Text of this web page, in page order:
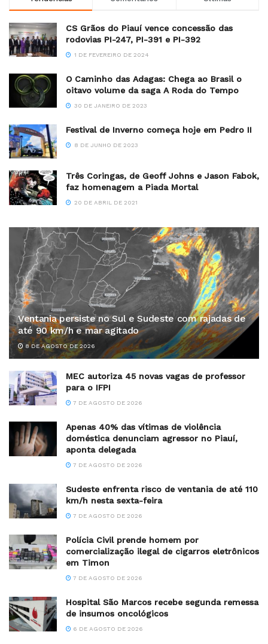
CS Grãos do Piauí vence concessão das
rodovias PI-247, PI-391 e PI-392
1 DE FEVEREIRO DE 2024
O Caminho das Adagas: Chega ao Brasil o
oitavo volume da saga A Roda do Tempo
30 DE JANEIRO DE 2023
Festival de Inverno começa hoje em Pedro II
8 DE JUNHO DE 2023
Três Coringas, de Geoff Johns e Jason Fabok,
faz homenagem a Piada Mortal
20 DE ABRIL DE 2021
Ventania persiste no Sul e Sudeste com rajadas de
até 90 km/h e mar agitado
8 DE AGOSTO DE 2026
MEC autoriza 45 novas vagas de professor
para o IFPI
7 DE AGOSTO DE 2026
Apenas 40% das vítimas de violência
doméstica denunciam agressor no Piauí,
aponta delegada
7 DE AGOSTO DE 2026
Sudeste enfrenta risco de ventania de até 110
km/h nesta sexta-feira
7 DE AGOSTO DE 2026
Polícia Civil prende homem por
comercialização ilegal de cigarros eletrônicos
em Timon
7 DE AGOSTO DE 2026
Hospital São Marcos recebe segunda remessa
de insumos oncológicos
6 DE AGOSTO DE 2026